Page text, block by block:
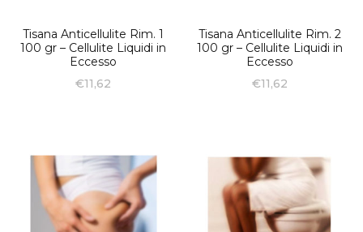
Tisana Anticellulite Rim. 1
100 gr – Cellulite Liquidi in
Eccesso
€11,62
Tisana Anticellulite Rim. 2
100 gr – Cellulite Liquidi in
Eccesso
€11,62